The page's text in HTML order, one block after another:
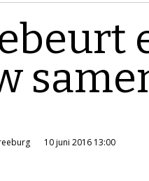
10 juni 2016 13:00